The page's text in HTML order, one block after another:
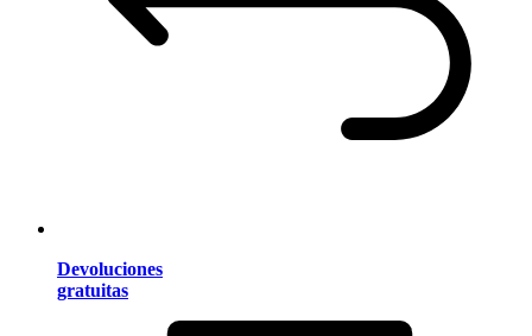
Devoluciones
gratuitas